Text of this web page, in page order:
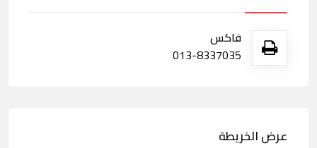
فاكس
013-8337035
عرض الخريطة